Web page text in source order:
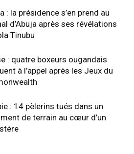
: la présidence s’en prend au
d’Abuja après ses révélations
Tinubu
: quatre boxeurs ougandais
à l’appel après les Jeux du
: 14 pèlerins tués dans un
de terrain au cœur d’un